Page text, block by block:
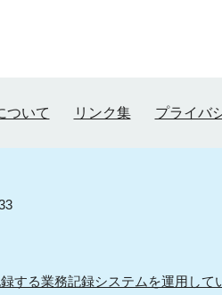
ついて リンク集 プライバ
する業務記録システムを運用して